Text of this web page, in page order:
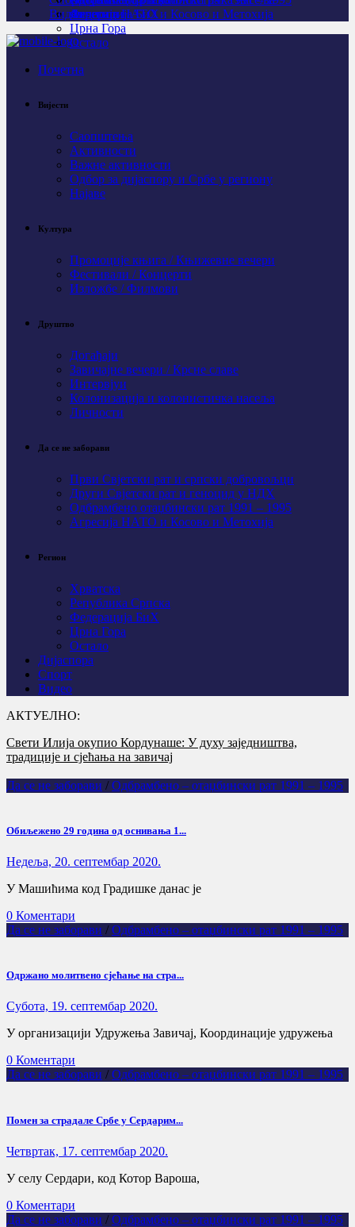
Личности
Агресија НАТО и Косово и Метохија
Федерација БиХ
Црна Гора
Остало
Видео
Почетна
Вијести
Саопштења
Активности
Важне активности
Одбор за дијаспору и Србе у региону
Најаве
Култура
Промоције књига / Књижевне вечери
Фестивали / Концерти
Изложбе / Филмови
Друштво
Догађаји
Завичајне вечери / Крсне славе
Интервјуи
Колонизација и колонистичка насеља
Личности
Да се не заборави
Први Свјeтски рат и српски добровољци
Други Свјетски рат и геноцид у НДХ
Одбрамбено отаџбински рат 1991 – 1995
Агресија НАТО и Косово и Метохија
Регион
Хрватска
Република Српска
Федерација БиХ
Црна Гора
Остало
Дијаспора
Спорт
Видео
АКТУЕЛНО:
Свети Илија окупио Кордунаше: У духу заједништва,
традиције и сјећања на завичај
„Олуја је погром“: Сећање које не сме да утихне
Да се не заборави / Одбрамбено – отаџбински рат 1991 – 1995
Обиљежено 29 година од оснивања 1...
Недеља, 20. септембар 2020.
У Машићима код Градишке данас је
0 Коментари
Да се не заборави / Одбрамбено – отаџбински рат 1991 – 1995
Одржано молитвено сјећање на стра...
Субота, 19. септембар 2020.
У организацији Удружења Завичај, Координације удружења
0 Коментари
Да се не заборави / Одбрамбено – отаџбински рат 1991 – 1995
Помен за страдале Србе у Сердарим...
Четвртак, 17. септембар 2020.
У селу Сердари, код Котор Вароша,
0 Коментари
Да се не заборави / Одбрамбено – отаџбински рат 1991 – 1995